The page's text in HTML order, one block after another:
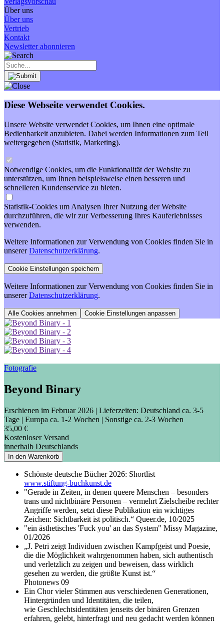
Über uns
Über uns
Vertrieb
Kontakt
Newsletter abonnieren
Diese Webseite verwendet Cookies.
Unsere Website verwendet Cookies, um Ihnen eine optimale
Bedienbarkeit anzubieten. Dabei werden Informationen zum Teil
weitergegeben (Statistik, Marketing).
Notwendige Cookies, um die Funktionalität der Website zu
unterstützen, um Ihnen beispielsweise einen besseren und
schnelleren Kundenservice zu bieten.
Statistik-Cookies um Analysen Ihrer Nutzung der Website
durchzuführen, die wir zur Verbesserung Ihres Kauferlebnisses
verwenden.
Weitere Informationen zur Verwendung von Cookies finden Sie in
unsererDatenschutzerklärung.
Weitere Informationen zur Verwendung von Cookies finden Sie in
unsererDatenschutzerklärung.
Cookie Einstellungen anpassen
Fotografie
Beyond Binary
Erschienen im Februar 2026 | Lieferzeiten: Deutschland ca. 3-5
Tage | Europa ca. 1-2 Wochen | Sonstige ca. 2-3 Wochen
35,00 €
Kostenloser Versand
innerhalb Deutschlands
In den Warenkorb
Schönste deutsche Bücher 2026: Shortlist
www.stiftung-buchkunst.de
"Gerade in Zeiten, in denen queere Menschen – besonders
trans und nichtbinäre Personen – vermehrt Zielscheibe rechter
Angriffe werden, setzt diese Publikation ein wichtiges
Zeichen: Sichtbarkeit ist politisch.“ Queer.de, 10/2025
"ein ästhetisches 'Fuck you' an das System" Missy Magazine,
01/2026
„J. Petri zeigt Individuen zwischen Kampfgeist und Poesie,
die die Möglichkeit wahrgenommen haben, sich authentisch
und verletzlich zu zeigen und beweisen, dass wirklich
gesehen zu werden, die größte Kunst ist.“
Photonews 09
Ein Chor vieler Stimmen aus verschiedenen Generationen,
Hintergründen und Identitäten, die teilen,
wie Geschlechtsidentitäten jenseits der binären Grenzen
erfahren, gelebt, hinterfragt und neu gedacht werden können